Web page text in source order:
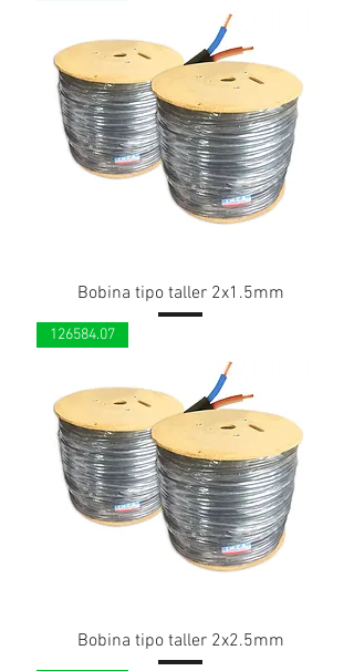
Bobina tipo taller 2x1.5mm
126584.07
Bobina tipo taller 2x2.5mm